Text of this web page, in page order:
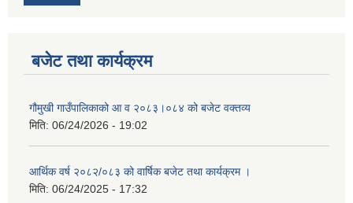
बजेट तथा कार्यक्रम
गौमुखी गाउँपालिकाको आ व २०८३।०८४ को बजेट वक्तव्य
मिति: 06/24/2026 - 19:02
आर्थिक वर्ष २०८२/०८३ को वार्षिक बजेट तथा कार्यक्रम ।
मिति: 06/24/2025 - 17:32